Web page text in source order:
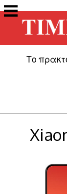
Μετάβαση
στο
περιεχόμενο
Το